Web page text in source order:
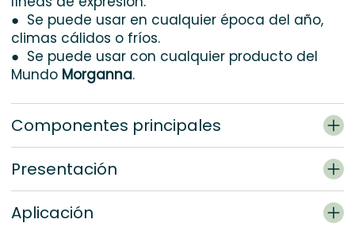
● Se puede usar en cualquier época del año,
climas cálidos o fríos.
● Se puede usar con cualquier producto del
Mundo Morganna.
Componentes principales
Presentación
Aplicación